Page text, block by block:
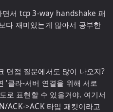
서 tcp 3-way handshake 패
다 재미있는게 많아서 공부한
접 질문에서도 많이 나오지?
'클라-서버 연결을 위해 서로
로 표현할 수 있을거야. 여기서
ACK->ACK 타입 패킷이라고